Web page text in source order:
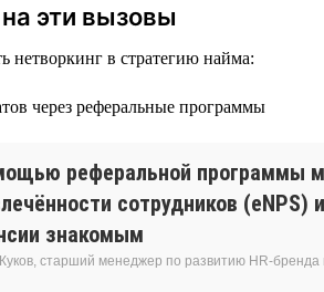
эти вызовы
нетворкинг в стратегию найма:
через реферальные программы
реферальной программы
сотрудников
знакомым
старший менеджер по развитию HR-бренда